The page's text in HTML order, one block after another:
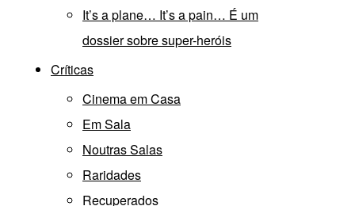
It’s a plane… It’s a pain… É um
dossier sobre super-heróis
Críticas
Cinema em Casa
Em Sala
Noutras Salas
Raridades
Recuperados